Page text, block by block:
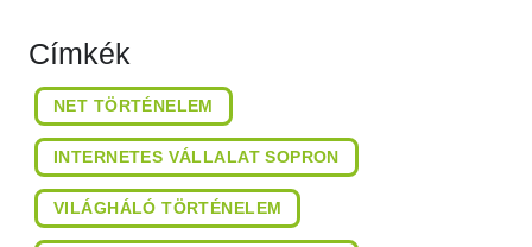
Címkék
NET TÖRTÉNELEM
INTERNETES VÁLLALAT SOPRON
VILÁGHÁLÓ TÖRTÉNELEM